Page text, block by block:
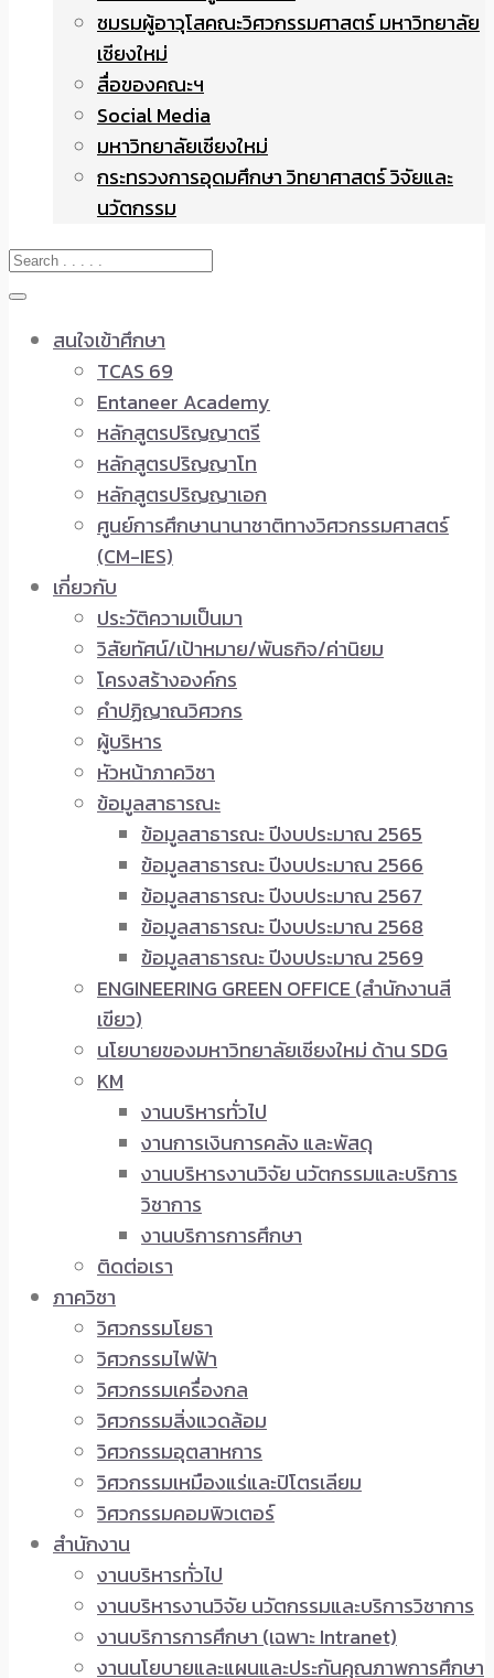
ชมรมผู้อาวุโสคณะวิศวกรรมศาสตร์ มหาวิทยาลัย
เชียงใหม่
สื่อของคณะฯ
Social Media
มหาวิทยาลัยเชียงใหม่
กระทรวงการอุดมศึกษา วิทยาศาสตร์ วิจัยและ
นวัตกรรม
สนใจเข้าศึกษา
TCAS 69
Entaneer Academy
หลักสูตรปริญญาตรี
หลักสูตรปริญญาโท
หลักสูตรปริญญาเอก
ศูนย์การศึกษานานาชาติทางวิศวกรรมศาสตร์
(CM-IES)
เกี่ยวกับ
ประวัติความเป็นมา
วิสัยทัศน์/เป้าหมาย/พันธกิจ/ค่านิยม
โครงสร้างองค์กร
คำปฏิญาณวิศวกร
ผู้บริหาร
หัวหน้าภาควิชา
ข้อมูลสาธารณะ
ข้อมูลสาธารณะ ปีงบประมาณ 2565
ข้อมูลสาธารณะ ปีงบประมาณ 2566
ข้อมูลสาธารณะ ปีงบประมาณ 2567
ข้อมูลสาธารณะ ปีงบประมาณ 2568
ข้อมูลสาธารณะ ปีงบประมาณ 2569
ENGINEERING GREEN OFFICE (สำนักงานสี
เขียว)
นโยบายของมหาวิทยาลัยเชียงใหม่ ด้าน SDG
KM
งานบริหารทั่วไป
งานการเงินการคลัง และพัสดุ
งานบริหารงานวิจัย นวัตกรรมและบริการ
วิชาการ
งานบริการการศึกษา
ติดต่อเรา
ภาควิชา
วิศวกรรมโยธา
วิศวกรรมไฟฟ้า
วิศวกรรมเครื่องกล
วิศวกรรมสิ่งแวดล้อม
วิศวกรรมอุตสาหการ
วิศวกรรมเหมืองแร่และปิโตรเลียม
วิศวกรรมคอมพิวเตอร์
สำนักงาน
งานบริหารทั่วไป
งานบริหารงานวิจัย นวัตกรรมและบริการวิชาการ
งานบริการการศึกษา (เฉพาะ Intranet)
งานนโยบายและแผนและประกันคุณภาพการศึกษา